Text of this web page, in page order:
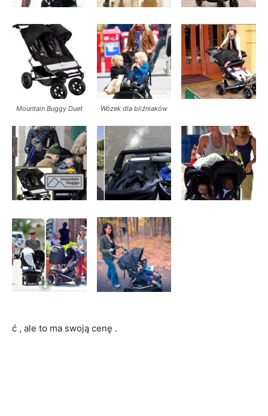
Mountain Buggy Duet Wózek dla bliźniaków
ć , ale to ma swoją cenę .